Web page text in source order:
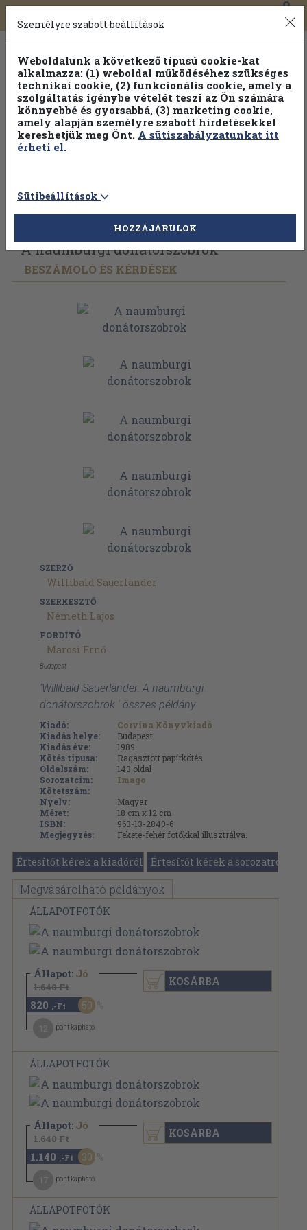
Toggle
navigation
0
Vissza az előző oldalra Válasszon példányt
A naumburgi donátorszobrok
BESZÁMOLÓ ÉS KÉRDÉSEK
SZERZŐ
Willibald Sauerländer
SZERKESZTŐ
Németh Lajos
FORDÍTÓ
Marosi Ernő
Budapest
'Willibald Sauerländer: A naumburgi
donátorszobrok ' összes példány
Kiadó:
Corvina Könyvkiadó
Kiadás helye:
Budapest
Kiadás éve:
1989
Kötés típusa:
Ragasztott papírkötés
Oldalszám:
143 oldal
Sorozatcím:
Imago
Kötetszám:
Nyelv:
Magyar
Méret:
18 cm x 12 cm
ISBN:
963-13-2840-6
Megjegyzés:
Fekete-fehér fotókkal illusztrálva.
Értesítőt kérek a kiadóról Értesítőt kérek a sorozatról
Megvásárolható példányok
ÁLLAPOTFOTÓK
Állapot: Jó
1.640 Ft
820 ,-Ft 50
pont kapható
KOSÁRBA
ÁLLAPOTFOTÓK
Állapot: Jó
1.640 Ft
1.140 ,-Ft 30
pont kapható
KOSÁRBA
ÁLLAPOTFOTÓK
Személyre szabott beállítások
Weboldalunk a következő típusú cookie-kat
alkalmazza: (1) weboldal működéséhez szükséges
technikai cookie, (2) funkcionális cookie, amely a
szolgáltatás igénybe vételét teszi az Ön számára
könnyebbé és gyorsabbá, (3) marketing cookie,
amely alapján személyre szabott hirdetésekkel
kereshetjük meg Önt. A sütiszabályzatunkat itt
érheti el.
Sütibeállítások
HOZZÁJÁRULOK